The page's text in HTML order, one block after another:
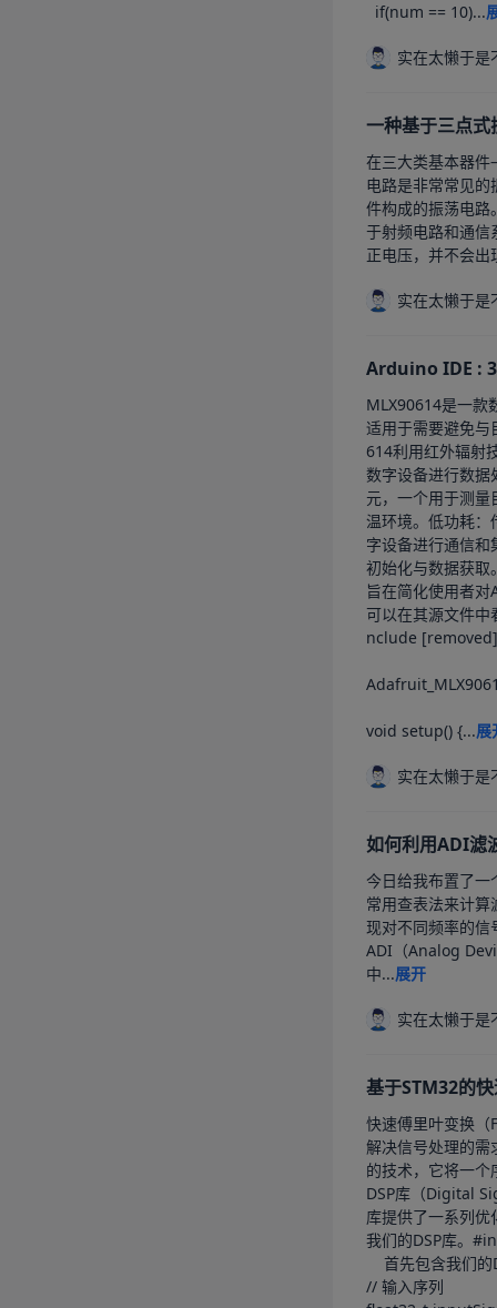
  if(num == 10)...
实在太懒于是
一种基于三点
在三大类基本器件
电路是非常常见的振荡电路。		如图，由C1/C2/L1为主要器件所组成的振荡电路即为三点式电容
件构成的振荡电路
于射频电路和通信系统中。	我们将其稍作改动。		如图所示振荡电路，比起之前的振荡器具有更高的振荡
正电压，并不会出
实在太懒于是
Arduino IDE : 3
MLX90614是一款
适用于需要避免与
614利用红外辐射
数字设备进行数据
元，一个用于测
温环境。低功耗：
字设备进行通信和集成。小型化
初始化与数据获取。	Arduino IDE（集成开发环境）是一款用于编写和上传代码到Arduino板子上的软件工具。它是由Arduino开发团队开发的
旨在简化使用者对Arduino平台的开发和编程过程
可以在其源文件中
nclude
void setup() {...展
实在太懒于是
如何利用ADI滤
今日给我布置了一个二阶巴特
常用查表法来计算滤波器的参数，但是总归是有门
现对不同频率的信号进行不同程度的衰减，从而
ADI（Analog
中...展开
实在太懒于是
基于STM32的
快速傅里叶变换（FFT）是一种数字信号处
解决信号处理的需求，
的技术，它将一个序列的N个采样
DSP库（Digital
库提供了一系列优化
我们的DSP库。
// 输入序列